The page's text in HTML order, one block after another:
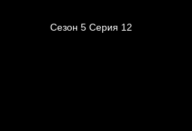
Сезон 5 Серия 12